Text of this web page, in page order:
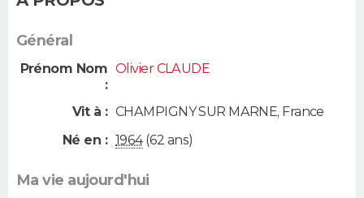
Général
Prénom Nom
:
Olivier CLAUDE
Vit à : CHAMPIGNY SUR MARNE, France
Né en : 1964(62 ans)
Ma vie aujourd'hui